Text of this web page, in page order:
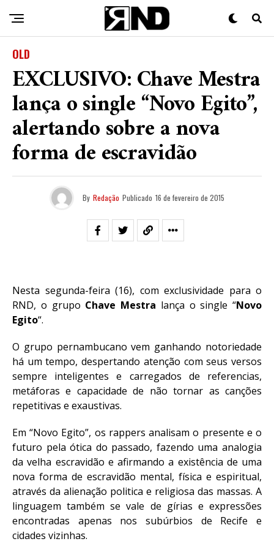
OLD
EXCLUSIVO: Chave Mestra
lança o single “Novo Egito”,
alertando sobre a nova
forma de escravidão
By Redação Publicado 16 de fevereiro de 2015
Nesta segunda-feira (16), com exclusividade para o
RND, o grupo Chave Mestra lança o single “Novo
Egito“.
O grupo pernambucano vem ganhando notoriedade
há um tempo, despertando atenção com seus versos
sempre inteligentes e carregados de referencias,
metáforas e capacidade de não tornar as canções
repetitivas e exaustivas.
Em “Novo Egito”, os rappers analisam o presente e o
futuro pela ótica do passado, fazendo uma analogia
da velha escravidão e afirmando a existência de uma
nova forma de escravidão mental, física e espiritual,
através da alienação politica e religiosa das massas. A
linguagem também se vale de gírias e expressões
encontradas apenas nos subúrbios de Recife e
cidades vizinhas.